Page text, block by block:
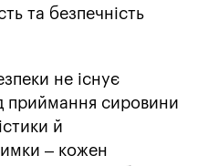
та безпечність
не існує
приймання сировини
й
– кожен